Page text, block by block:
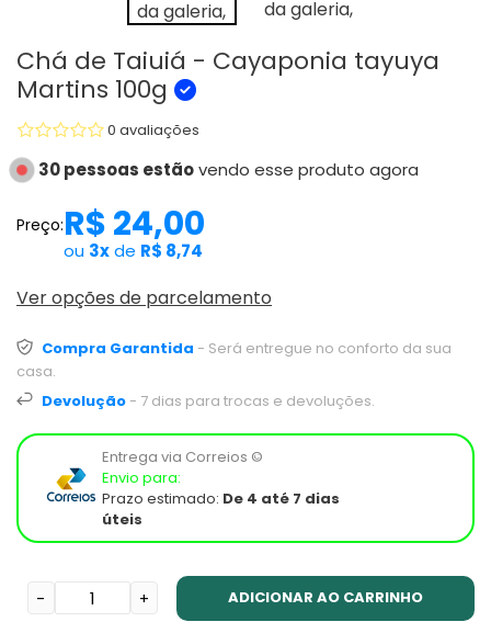
Chá de Taiuiá - Cayaponia tayuya
Martins 100g
0 avaliações
30 pessoas estãovendo esse produto agora
Preço:R$ 24,00
ou 3xde R$ 8,74
Ver opções de parcelamento
Compra Garantida - Será entregue no conforto da sua
casa.
Devolução - 7 dias para trocas e devoluções.
Entrega via Correios ©
Envio para:
Prazo estimado: De 4 até 7 dias
úteis
- + ADICIONAR AO CARRINHO